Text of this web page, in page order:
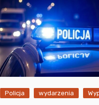
Policja wydarzenia